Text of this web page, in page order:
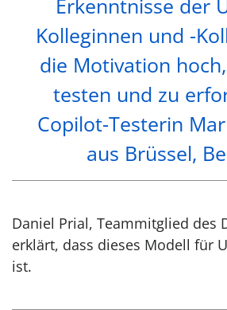
Erkenntnisse der
Kolleginnen und -
die Motivation
testen und zu
Copilot-Testerin
aus Brüssel,
Daniel Prial, Teammitglied des
erklärt, dass dieses Modell für
ist.